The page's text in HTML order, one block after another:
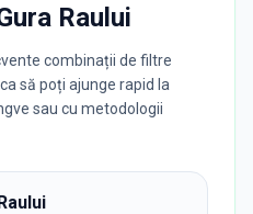
Raului
combinații de filtre
să poți ajunge rapid la
sau cu metodologii